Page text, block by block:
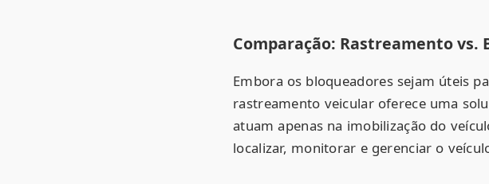
Comparação: Rastreamento vs.
Embora os bloqueadores sejam úteis
rastreamento veicular oferece uma
atuam apenas na imobilização do
localizar, monitorar e gerenciar o